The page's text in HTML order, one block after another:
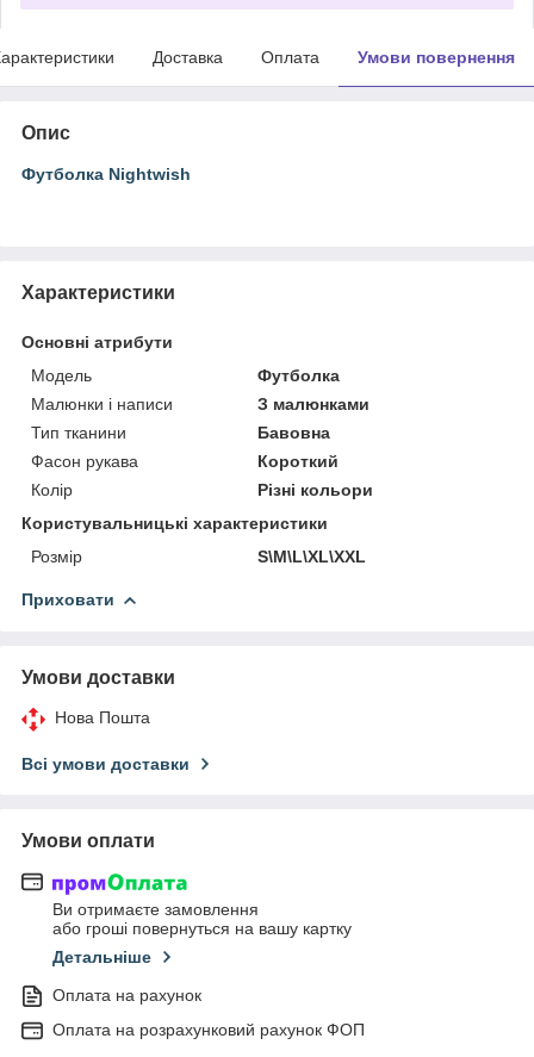
Доставка Оплата Умови повернення
Опис
Футболка Nightwish
Характеристики
Основні атрибути
Модель
Футболка
Малюнки і написи
З малюнками
Тип тканини
Бавовна
Фасон рукава
Короткий
Колір
Різні кольори
Користувальницькі характеристики
Розмір
S\M\L\XL\XXL
Приховати
Умови доставки
Нова Пошта
Всі умови доставки
Умови оплати
Ви отримаєте замовлення
або гроші повернуться на вашу картку
Детальніше
Оплата на рахунок
Оплата на розрахунковий рахунок ФОП